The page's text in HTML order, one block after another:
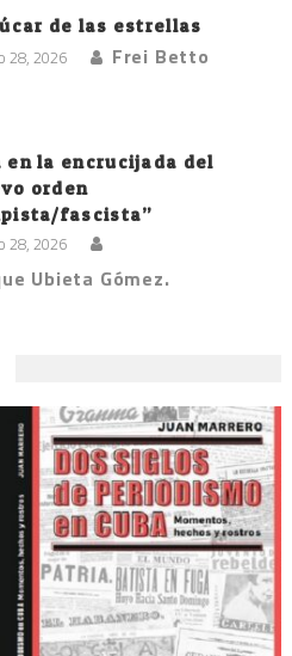
de las estrellas
28, 2026 Frei Betto
en la encrucijada del
orden
fascista”
28, 2026
Ubieta Gómez.